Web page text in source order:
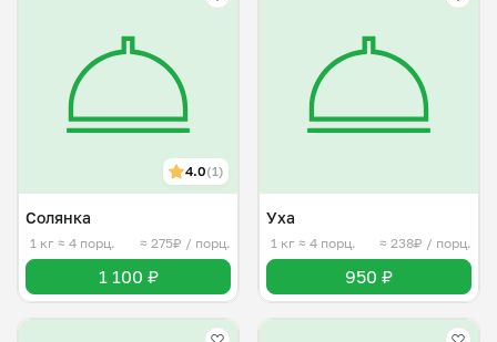
4.0(1)
Солянка
1 кг ≈ 4 порц. ≈ 275₽ / порц.
1 100 ₽
Уха
1 кг ≈ 4 порц. ≈ 238₽ / порц.
950 ₽